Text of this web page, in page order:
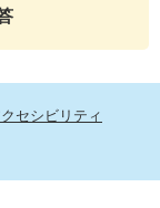
セシビリティ